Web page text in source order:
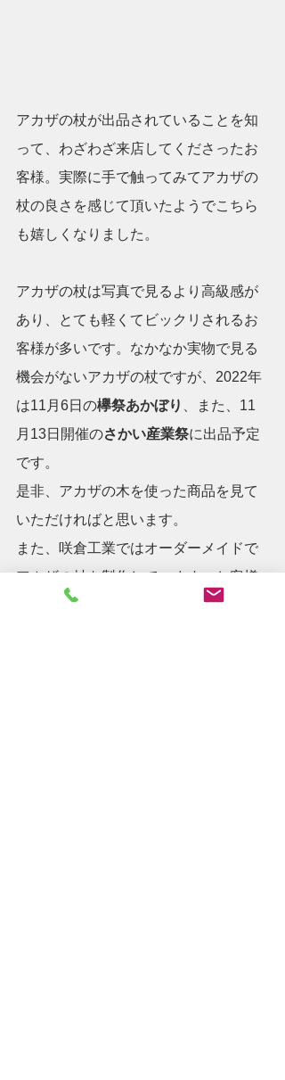
アカザの杖が出品されていることを知
って、わざわざ来店してくださったお
客様。実際に手で触ってみてアカザの
杖の良さを感じて頂いたようでこちら
も嬉しくなりました。
アカザの杖は写真で見るより高級感が
あり、とても軽くてビックリされるお
客様が多いです。なかなか実物で見る
機会がないアカザの杖ですが、2022年
は11月6日の欅祭あかぼり
、また、11
月13日開催のさかい産業祭に出品予定
です。
是非、アカザの木を使った商品を見て
いただければと思います。
また、咲倉工業ではオーダーメイドで
アカザの杖を製作しています。お客様
のお好みの色や長さでの製作が可能で